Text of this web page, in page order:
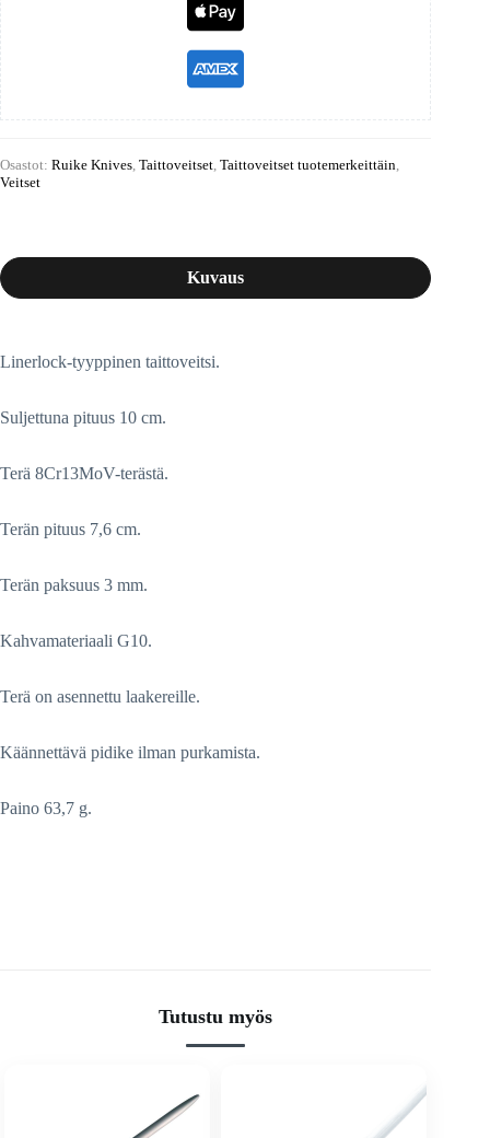
Osastot: Ruike Knives, Taittoveitset, Taittoveitset tuotemerkeittäin,
Veitset
Kuvaus
Linerlock-tyyppinen taittoveitsi.
Suljettuna pituus 10 cm.
Terä 8Cr13MoV-terästä.
Terän pituus 7,6 cm.
Terän paksuus 3 mm.
Kahvamateriaali G10.
Terä on asennettu laakereille.
Käännettävä pidike ilman purkamista.
Paino 63,7 g.
Tutustu myös